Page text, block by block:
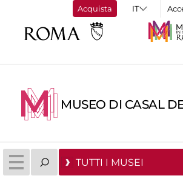
Acquista
MUSEO DI CASAL
TUTTI I MUSEI